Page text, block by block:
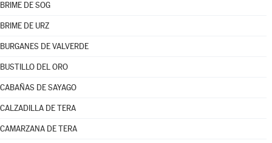
BRIME DE SOG
BRIME DE URZ
BURGANES DE VALVERDE
BUSTILLO DEL ORO
CABAÑAS DE SAYAGO
CALZADILLA DE TERA
CAMARZANA DE TERA